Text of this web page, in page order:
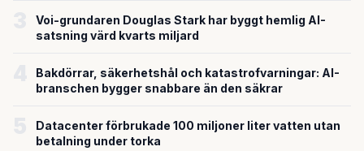
Voi-grundaren Douglas Stark har byggt hemlig AI-
satsning värd kvarts miljard
Bakdörrar, säkerhetshål och katastrofvarningar: AI-
branschen bygger snabbare än den säkrar
Datacenter förbrukade 100 miljoner liter vatten utan
betalning under torka